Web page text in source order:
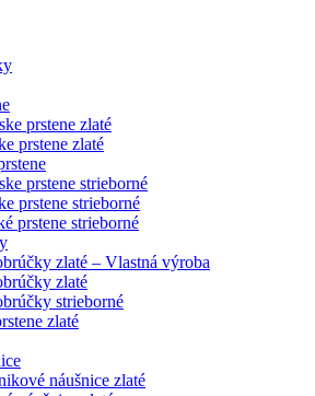
prstene zlaté
prstene zlaté
prstene strieborné
prstene strieborné
prstene strieborné
zlaté – Vlastná výroba
zlaté
strieborné
zlaté
náušnice zlaté